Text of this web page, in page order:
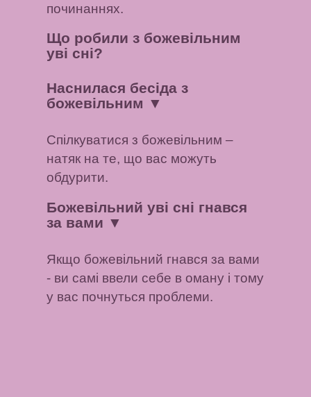
починаннях.
Що робили з божевільним
уві сні?
Наснилася бесіда з
божевільним ▼
Спілкуватися з божевільним –
натяк на те, що вас можуть
обдурити.
Божевільний уві сні гнався
за вами ▼
Якщо божевільний гнався за вами
- ви самі ввели себе в оману і тому
у вас почнуться проблеми.